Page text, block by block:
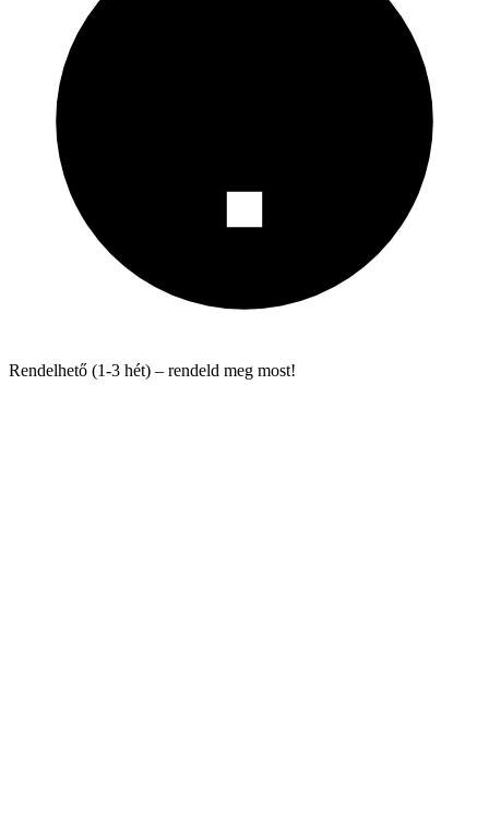
Rendelhető (1-3 hét) – rendeld meg most!